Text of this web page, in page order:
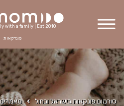
with a family | Est 2010 |
פונדקאות
סורמום פונקאות בישראל ובחול מאמרים